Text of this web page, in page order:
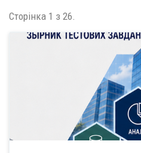
Сторінка 1 з 26.